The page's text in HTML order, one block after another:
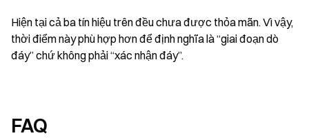
Hiện tại cả ba tín hiệu trên đều chưa được thỏa mãn. Vì vậy,
thời điểm này phù hợp hơn để định nghĩa là “giai đoạn dò
đáy” chứ không phải “xác nhận đáy”.
FAQ